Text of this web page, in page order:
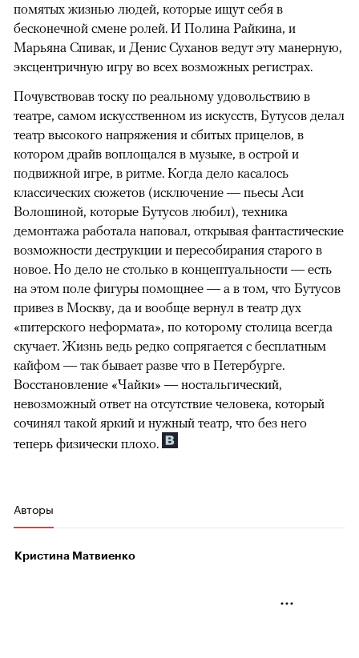
помятых жизнью людей, которые ищут себя в
бесконечной смене ролей. И Полина Райкина, и
Марьяна Спивак, и Денис Суханов ведут эту манерную,
эксцентричную игру во всех возможных регистрах.
Почувствовав тоску по реальному удовольствию в
театре, самом искусственном из искусств, Бутусов делал
театр высокого напряжения и сбитых прицелов, в
котором драйв воплощался в музыке, в острой и
подвижной игре, в ритме. Когда дело касалось
классических сюжетов (исключение — пьесы Аси
Волошиной, которые Бутусов любил), техника
демонтажа работала наповал, открывая фантастические
возможности деструкции и пересобирания старого в
новое. Но дело не столько в концептуальности — есть
на этом поле фигуры помощнее — а в том, что Бутусов
привез в Москву, да и вообще вернул в театр дух
«питерского неформата», по которому столица всегда
скучает. Жизнь ведь редко сопрягается с бесплатным
кайфом — так бывает разве что в Петербурге.
Восстановление «Чайки» — ностальгический,
невозможный ответ на отсутствие человека, который
сочинял такой яркий и нужный театр, что без него
теперь физически плохо.
Авторы
Кристина Матвиенко